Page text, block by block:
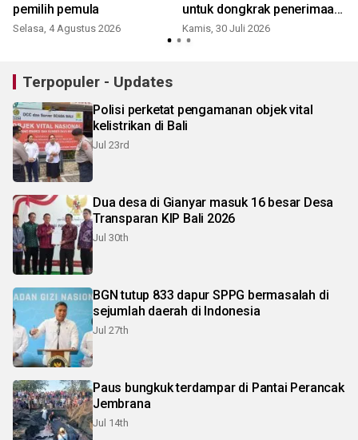
pemilih pemula
Selasa, 4 Agustus 2026
untuk dongkrak penerimaan
pajak
Kamis, 30 Juli 2026
Terpopuler - Updates
Polisi perketat pengamanan objek vital
kelistrikan di Bali
Jul 23rd
Dua desa di Gianyar masuk 16 besar Desa
Transparan KIP Bali 2026
Jul 30th
BGN tutup 833 dapur SPPG bermasalah di
sejumlah daerah di Indonesia
Jul 27th
Paus bungkuk terdampar di Pantai Perancak
Jembrana
Jul 14th